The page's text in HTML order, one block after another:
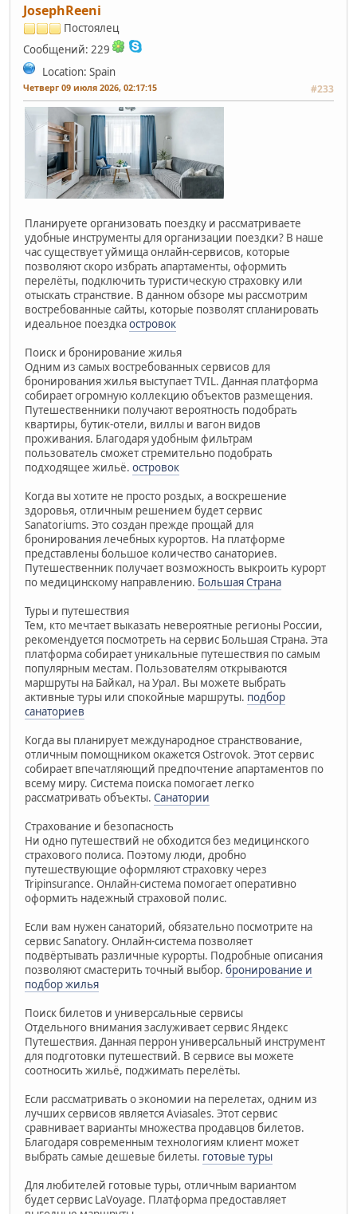
JosephReeni
Постоялец
Сообщений: 229
Location: Spain
Четверг 09 июля 2026, 02:17:15 #233
Планируете организовать поездку и рассматриваете
удобные инструменты для организации поездки? В наше
час существует уймища онлайн-сервисов, которые
позволяют скоро избрать апартаменты, оформить
перелёты, подключить туристическую страховку или
отыскать странствие. В данном обзоре мы рассмотрим
востребованные сайты, которые позволят спланировать
идеальное поездкаостровок
Поиск и бронирование жилья
Одним из самых востребованных сервисов для
бронирования жилья выступает TVIL. Данная платформа
собирает огромную коллекцию объектов размещения.
Путешественники получают вероятность подобрать
квартиры, бутик-отели, виллы и вагон видов
проживания. Благодаря удобным фильтрам
пользователь сможет стремительно подобрать
подходящее жильё. островок
Когда вы хотите не просто роздых, а воскрешение
здоровья, отличным решением будет сервис
Sanatoriums. Это создан прежде прощай для
бронирования лечебных курортов. На платформе
представлены большое количество санаториев.
Путешественник получает возможность выкроить курорт
по медицинскому направлению. Большая Страна
Туры и путешествия
Тем, кто мечтает выказать невероятные регионы России,
рекомендуется посмотреть на сервис Большая Страна. Эта
платформа собирает уникальные путешествия по самым
популярным местам. Пользователям открываются
маршруты на Байкал, на Урал. Вы можете выбрать
активные туры или спокойные маршруты. подбор
санаториев
Когда вы планирует международное странствование,
отличным помощником окажется Ostrovok. Этот сервис
собирает впечатляющий предпочтение апартаментов по
всему миру. Система поиска помогает легко
рассматривать объекты. Санатории
Страхование и безопасность
Ни одно путешествий не обходится без медицинского
страхового полиса. Поэтому люди, дробно
путешествующие оформляют страховку через
Tripinsurance. Онлайн-система помогает оперативно
оформить надежный страховой полис.
Если вам нужен санаторий, обязательно посмотрите на
сервис Sanatory. Онлайн-система позволяет
подвёртывать различные курорты. Подробные описания
позволяют смастерить точный выбор. бронирование и
подбор жилья
Поиск билетов и универсальные сервисы
Отдельного внимания заслуживает сервис Яндекс
Путешествия. Данная перрон универсальный инструмент
для подготовки путешествий. В сервисе вы можете
соотносить жильё, поджимать перелёты.
Если рассматривать о экономии на перелетах, одним из
лучших сервисов является Aviasales. Этот сервис
сравнивает варианты множества продавцов билетов.
Благодаря современным технологиям клиент может
выбрать самые дешевые билеты. готовые туры
Для любителей готовые туры, отличным вариантом
будет сервис LaVoyage. Платформа предоставляет